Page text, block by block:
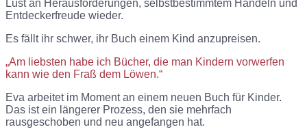
Lust an Herausforderungen, selbstbestimmtem Handeln und
Entdeckerfreude wieder.
Es fällt ihr schwer, ihr Buch einem Kind anzupreisen.
„Am liebsten habe ich Bücher, die man Kindern vorwerfen
kann wie den Fraß dem Löwen.“
Eva arbeitet im Moment an einem neuen Buch für Kinder.
Das ist ein längerer Prozess, den sie mehrfach
rausgeschoben und neu angefangen hat.